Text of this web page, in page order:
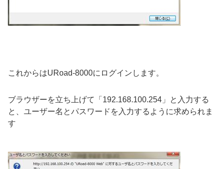
これからはURoad-8000にログインします。
ブラウザーを立ち上げて「192.168.100.254」と入力する
と、ユーザー名とパスワードを入力するように求められま
す